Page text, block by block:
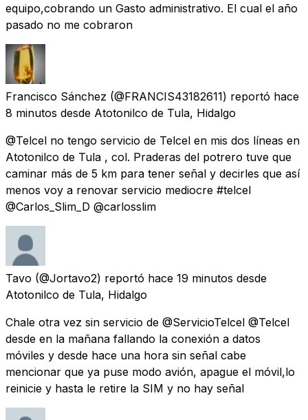
equipo,cobrando un Gasto administrativo. El cual el año
pasado no me cobraron
Francisco Sánchez (@FRANCIS43182611) reportó hace
8 minutos desde Atotonilco de Tula, Hidalgo
@Telcel no tengo servicio de Telcel en mis dos líneas en
Atotonilco de Tula , col. Praderas del potrero tuve que
caminar más de 5 km para tener señal y decirles que así
menos voy a renovar servicio mediocre #telcel
@Carlos_Slim_D @carlosslim
Tavo (@Jortavo2) reportó hace 19 minutos desde
Atotonilco de Tula, Hidalgo
Chale otra vez sin servicio de @ServicioTelcel @Telcel
desde en la mañana fallando la conexión a datos
móviles y desde hace una hora sin señal cabe
mencionar que ya puse modo avión, apague el móvil,lo
reinicie y hasta le retire la SIM y no hay señal